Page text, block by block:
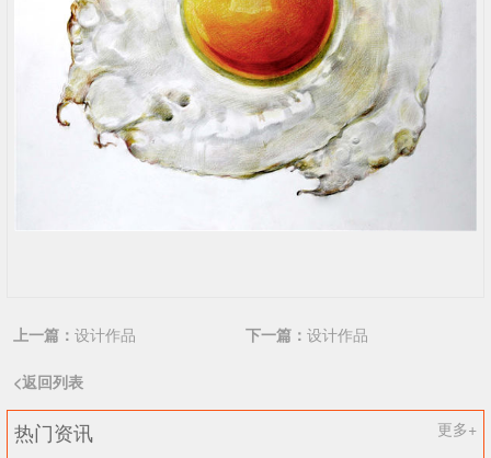
上一篇： 设计作品 下一篇： 设计作品
<返回列表
热门资讯
更多+